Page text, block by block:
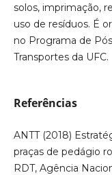
solos, imprimação,
uso de resíduos. É
no Programa de
Transportes da UFC.
Referências
ANTT (2018)
praças de pedágio
RDT, Agência